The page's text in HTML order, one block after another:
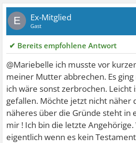
E Ex-Mitglied
Gast
✔ Bereits empfohlene Antwort
@Mariebelle ich musste vor
meiner Mutter abbrechen. Es
ich wäre sonst zerbrochen. Leicht
gefallen. Möchte jetzt nicht näher
näheres über die Gründe steht in
mir ! Ich bin die letzte
eigentlich wenn es kein